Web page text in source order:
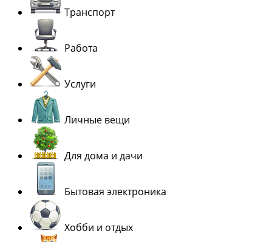
Транспорт
Работа
Услуги
Личные вещи
Для дома и дачи
Бытовая электроника
Хобби и отдых